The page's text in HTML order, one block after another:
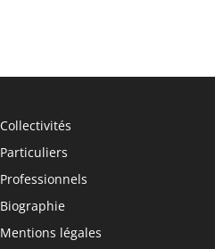
Collectivités
Particuliers
Professionnels
Biographie
Mentions légales